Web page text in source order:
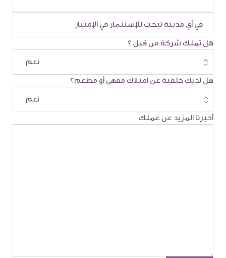
هل تملك شركة من قبل ؟
هل لديك خلفية عن امتلاك مقهى أو مطعم؟
أخبرنا المزيد عن عملك